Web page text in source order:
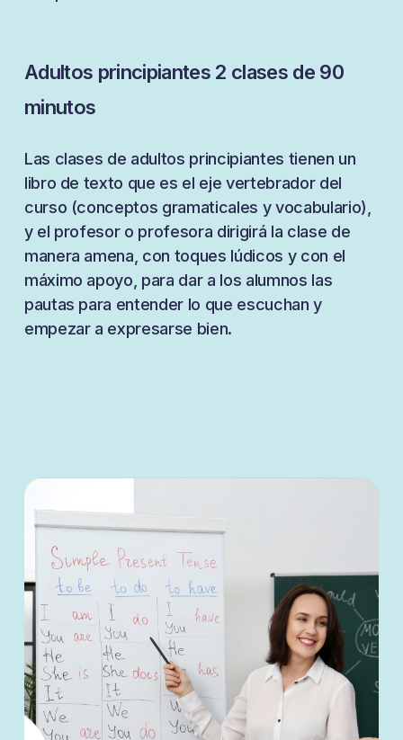
Adultos principiantes 2 clases de 90
minutos
Las clases de adultos principiantes tienen un
libro de texto que es el eje vertebrador del
curso (conceptos gramaticales y vocabulario),
y el profesor o profesora dirigirá la clase de
manera amena, con toques lúdicos y con el
máximo apoyo, para dar a los alumnos las
pautas para entender lo que escuchan y
empezar a expresarse bien.